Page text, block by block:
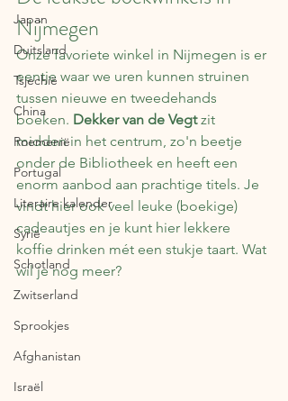
Japan
Duitsland
Tsjechië
China
Roemenië
Portugal
Literaire kalender
Syrië
Schotland
Zwitserland
Sprookjes
Afghanistan
Israël
Nijmegen
Onze favoriete winkel in Nijmegen is er
eentje waar we uren kunnen struinen
tussen nieuwe en tweedehands
boeken. Dekker van de Vegt zit
midden in het centrum, zo'n beetje
onder de Bibliotheek en heeft een
enorm aanbod aan prachtige titels. Je
vindt hier ook veel leuke (boekige)
cadeautjes en je kunt hier lekkere
koffie drinken mét een stukje taart. Wat
wil je nog meer?